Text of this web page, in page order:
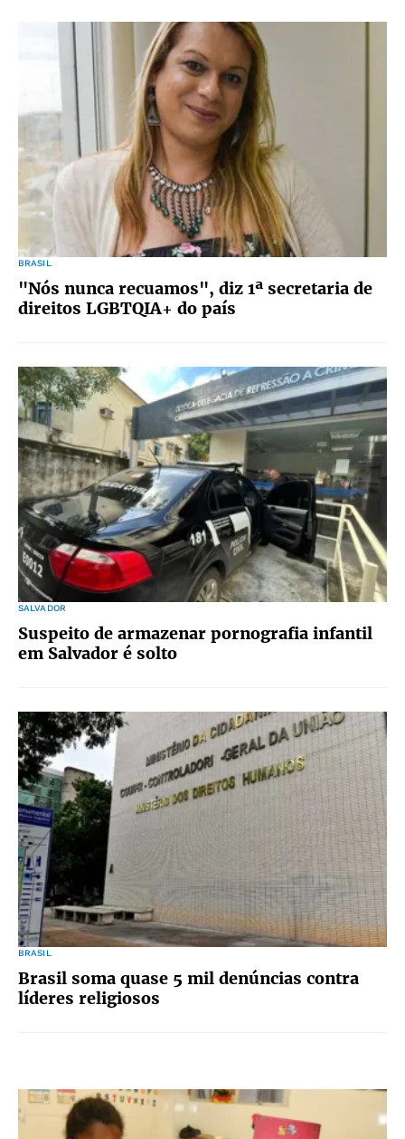
BRASIL
"Nós nunca recuamos", diz 1ª secretaria de
direitos LGBTQIA+ do país
SALVADOR
Suspeito de armazenar pornografia infantil
em Salvador é solto
BRASIL
Brasil soma quase 5 mil denúncias contra
líderes religiosos